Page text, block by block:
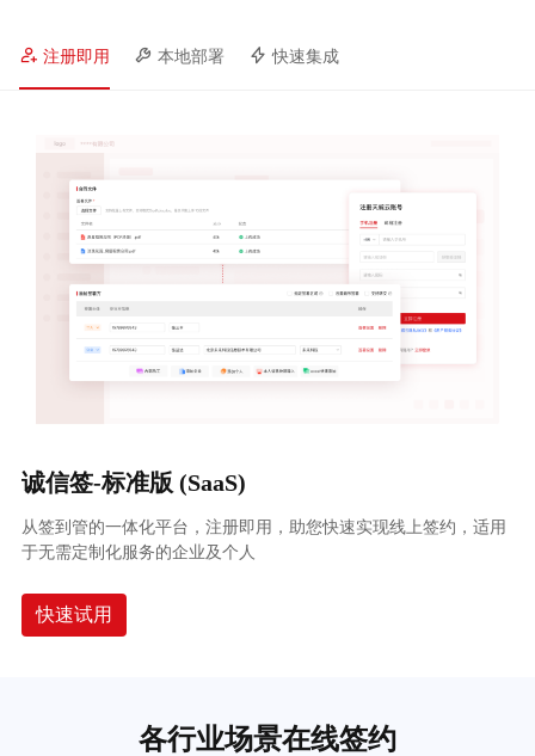
注册即用 本地部署 快速集成
诚信签-标准版 (SaaS)
从签到管的一体化平台，注册即用，助您快速实现线上签约，适用
于无需定制化服务的企业及个人
快速试用
各行业场景在线签约